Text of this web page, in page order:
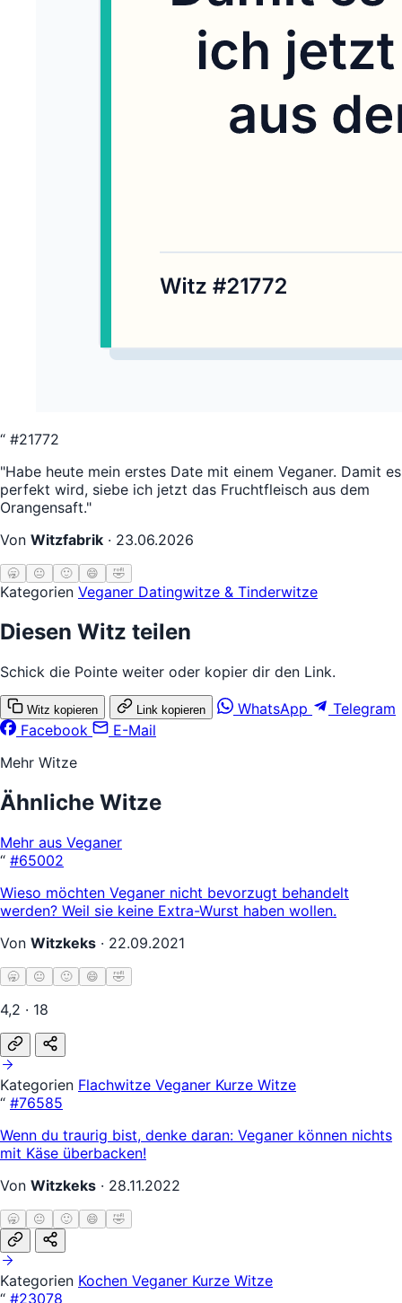
“ #21772
"Habe heute mein erstes Date mit einem Veganer. Damit es
perfekt wird, siebe ich jetzt das Fruchtfleisch aus dem
Orangensaft."
Von Witzfabrik · 23.06.2026
🥱 😐 🙂 😄 🤣
Kategorien Veganer Datingwitze & Tinderwitze
Diesen Witz teilen
Schick die Pointe weiter oder kopier dir den Link.
Witz kopieren Link kopieren WhatsApp
Telegram
Facebook
E-Mail
Mehr Witze
Ähnliche Witze
Mehr aus Veganer
“ #65002
Wieso möchten Veganer nicht bevorzugt behandelt
werden? Weil sie keine Extra-Wurst haben wollen.
Von Witzkeks · 22.09.2021
🥱 😐 🙂 😄 🤣
4,2 · 18
Kategorien Flachwitze Veganer Kurze Witze
“ #76585
Wenn du traurig bist, denke daran: Veganer können nichts
mit Käse überbacken!
Von Witzkeks · 28.11.2022
🥱 😐 🙂 😄 🤣
Kategorien Kochen Veganer Kurze Witze
“ #23078